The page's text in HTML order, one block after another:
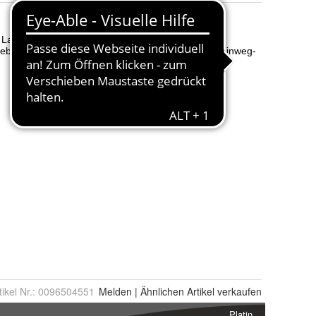
Nr.: 0096504551 Melden | Ähnlichen Artikel verkaufen